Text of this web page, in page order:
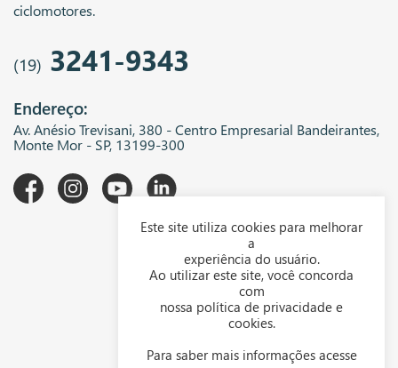
ciclomotores.
(19) 3241-9343
Endereço:
Av. Anésio Trevisani, 380 - Centro Empresarial Bandeirantes,
Monte Mor - SP, 13199-300
Downloads
Representantes
Política de privacidade
Política de cookies
Este site utiliza cookies para melhorar
a
experiência do usuário.
Ao utilizar este site, você concorda
com
nossa política de privacidade e
cookies.
Para saber mais informações acesse